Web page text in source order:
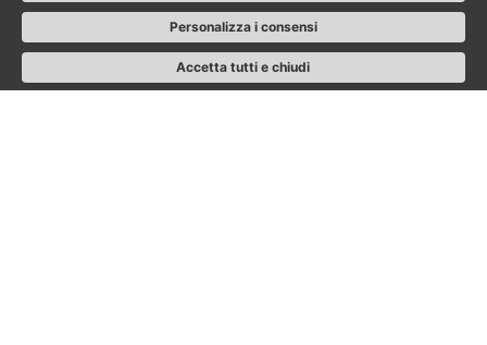
Personalizza i consensi
Accetta tutti e chiudi